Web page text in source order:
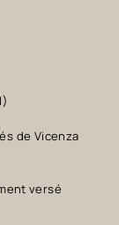
de Vicenza
versé